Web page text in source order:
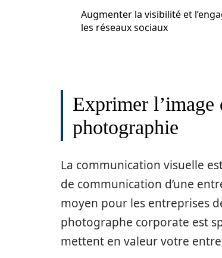
Augmenter la visibilité et
les réseaux sociaux
Exprimer l’image
photographie
La communication visuelle
de communication d’une
moyen pour les entreprises
photographe corporate est
mettent en valeur votre